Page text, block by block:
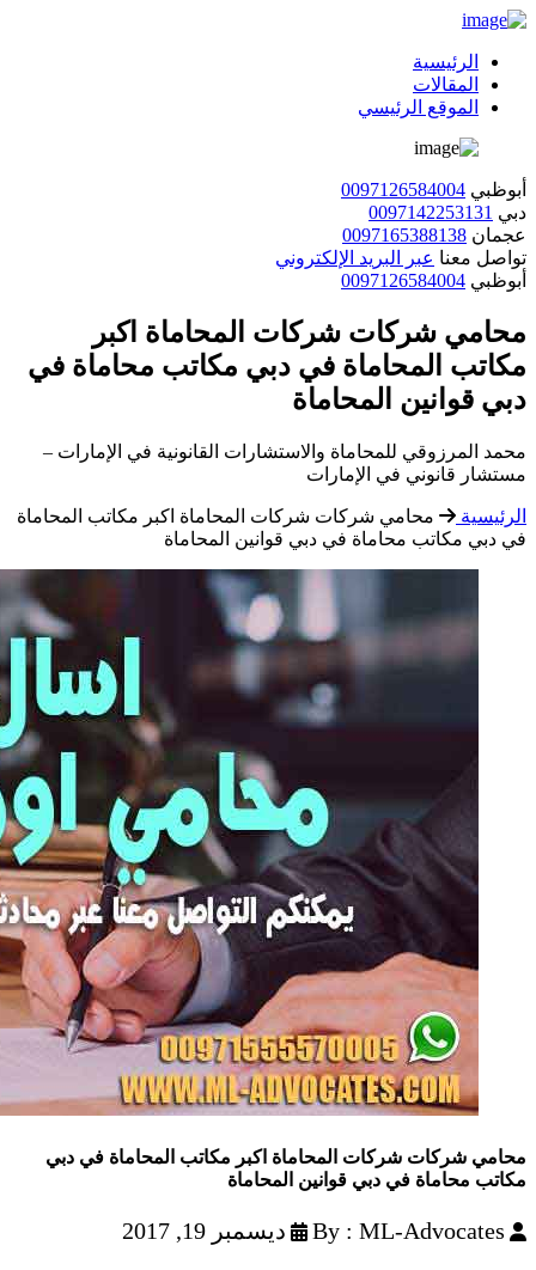
الرئيسية
المقالات
الموقع الرئيسي
أبوظبي 0097126584004
دبي 0097142253131
عجمان 0097165388138
تواصل معنا عبر البريد الإلكتروني
أبوظبي 0097126584004
محامي شركات شركات المحاماة اكبر
مكاتب المحاماة في دبي مكاتب محاماة في
دبي قوانين المحاماة
محمد المرزوقي للمحاماة والاستشارات القانونية في الإمارات –
مستشار قانوني في الإمارات
الرئيسية
محامي شركات شركات المحاماة اكبر مكاتب المحاماة
في دبي مكاتب محاماة في دبي قوانين المحاماة
محامي شركات شركات المحاماة اكبر مكاتب المحاماة في دبي
مكاتب محاماة في دبي قوانين المحاماة
By : ML-Advocates ديسمبر 19, 2017